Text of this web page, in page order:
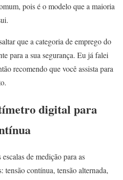
pois é o modelo que a maioria
que a categoria de emprego do
para a sua segurança. Eu já falei
recomendo que você assista para
digital para
de medição para as
tensão contínua, tensão alternada,